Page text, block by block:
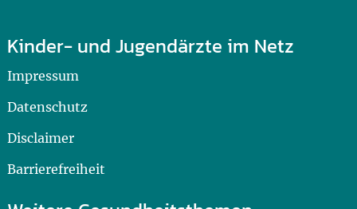
Kinder- und Jugendärzte im Netz
Impressum
Datenschutz
Disclaimer
Barrierefreiheit